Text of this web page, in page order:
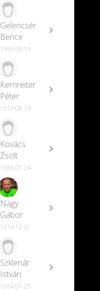
Gelencsér
Bence
1999.09.16
Kernreiter
Péter
1957.08.14
Kovács
Zsolt
1986.01.24
Nagy
Gábor
1974.12.21
Szklenár
István
1964.01.25